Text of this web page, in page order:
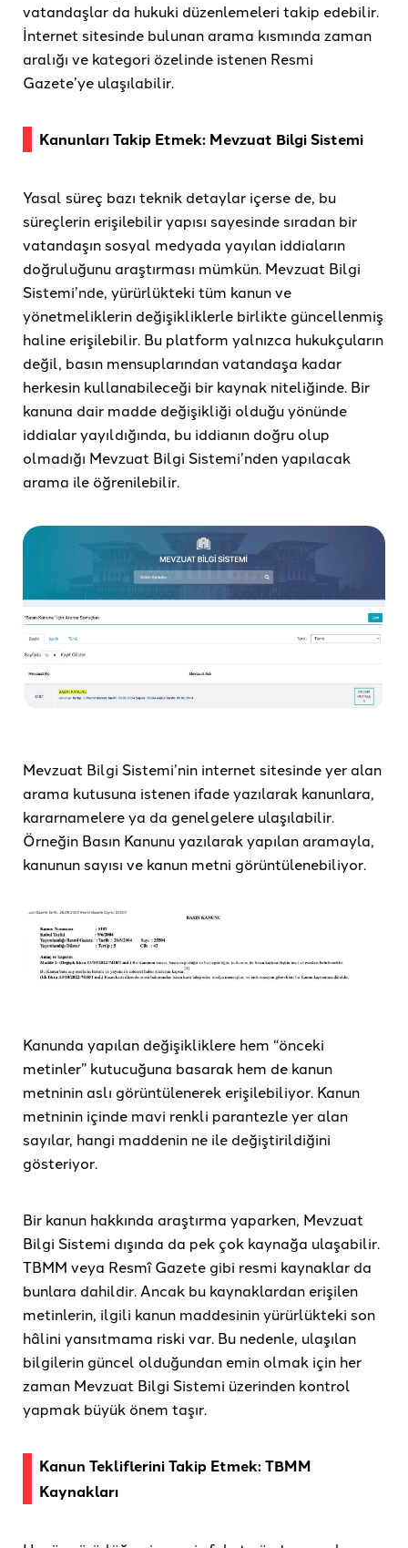
vatandaşlar da hukuki düzenlemeleri takip edebilir.
İnternet sitesinde bulunan arama kısmında zaman
aralığı ve kategori özelinde istenen Resmi
Gazete’ye ulaşılabilir.
Kanunları Takip Etmek: Mevzuat Bilgi Sistemi
Yasal süreç bazı teknik detaylar içerse de, bu
süreçlerin erişilebilir yapısı sayesinde sıradan bir
vatandaşın sosyal medyada yayılan iddiaların
doğruluğunu araştırması mümkün. Mevzuat Bilgi
Sistemi’nde, yürürlükteki tüm kanun ve
yönetmeliklerin değişikliklerle birlikte güncellenmiş
haline erişilebilir. Bu platform yalnızca hukukçuların
değil, basın mensuplarından vatandaşa kadar
herkesin kullanabileceği bir kaynak niteliğinde. Bir
kanuna dair madde değişikliği olduğu yönünde
iddialar yayıldığında, bu iddianın doğru olup
olmadığı Mevzuat Bilgi Sistemi’nden yapılacak
arama ile öğrenilebilir.
Mevzuat Bilgi Sistemi’nin internet sitesinde yer alan
arama kutusuna istenen ifade yazılarak kanunlara,
kararnamelere ya da genelgelere ulaşılabilir.
Örneğin Basın Kanunu yazılarak yapılan aramayla,
kanunun sayısı ve kanun metni görüntülenebiliyor.
Kanunda yapılan değişikliklere hem “önceki
metinler” kutucuğuna basarak hem de kanun
metninin aslı görüntülenerek erişilebiliyor. Kanun
metninin içinde mavi renkli parantezle yer alan
sayılar, hangi maddenin ne ile değiştirildiğini
gösteriyor.
Bir kanun hakkında araştırma yaparken, Mevzuat
Bilgi Sistemi dışında da pek çok kaynağa ulaşabilir.
TBMM veya Resmî Gazete gibi resmi kaynaklar da
bunlara dahildir. Ancak bu kaynaklardan erişilen
metinlerin, ilgili kanun maddesinin yürürlükteki son
hâlini yansıtmama riski var. Bu nedenle, ulaşılan
bilgilerin güncel olduğundan emin olmak için her
zaman Mevzuat Bilgi Sistemi üzerinden kontrol
yapmak büyük önem taşır.
Kanun Tekliflerini Takip Etmek: TBMM
Kaynakları